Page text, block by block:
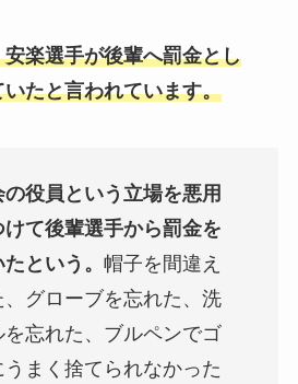
楽選手が後輩へ罰金とし
たと言われています。
役員という立場を悪用
けて後輩選手から罰金を
という。 帽子を間違え
グローブを忘れた、洗
忘れた、ブルペンでゴ
うまく捨てられなかった